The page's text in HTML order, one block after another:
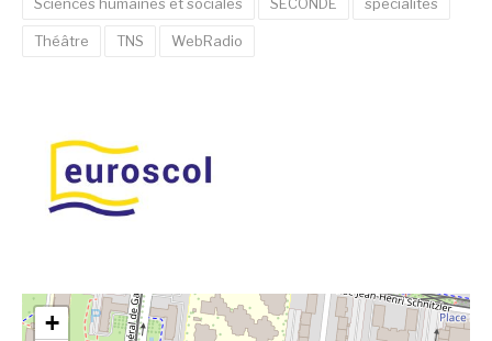
Théâtre TNS WebRadio
+